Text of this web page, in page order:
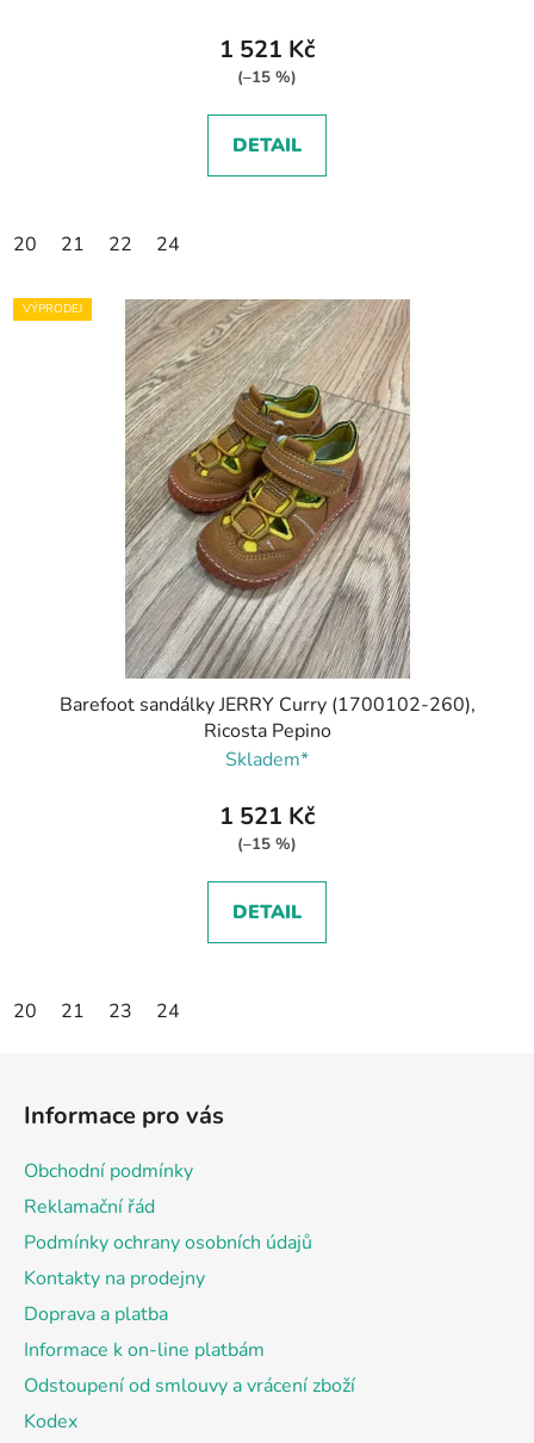
1 521 Kč
(–15 %)
DETAIL
20 21 22 24
VÝPRODEJ
Barefoot sandálky JERRY Curry (1700102-260),
Ricosta Pepino
Skladem*
1 521 Kč
(–15 %)
DETAIL
20 21 23 24
Informace pro vás
Obchodní podmínky
Reklamační řád
Podmínky ochrany osobních údajů
Kontakty na prodejny
Doprava a platba
Informace k on-line platbám
Odstoupení od smlouvy a vrácení zboží
Kodex